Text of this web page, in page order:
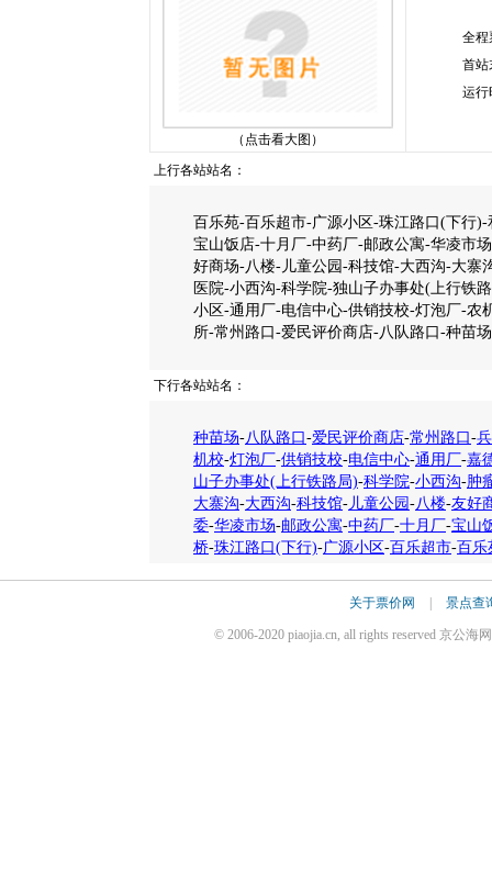
（点击看大图）
全程
首站
运行
上行各站站名：
百乐苑-百乐超市-广源小区-珠江路口(下行
宝山饭店-十月厂-中药厂-邮政公寓-华凌市
好商场-八楼-儿童公园-科技馆-大西沟-大寨
医院-小西沟-科学院-独山子办事处(上行铁
小区-通用厂-电信中心-供销技校-灯泡厂-农
所-常州路口-爱民评价商店-八队路口-种苗场
下行各站站名：
种苗场-八队路口 -爱民评价商店-常州路口 -
机校-灯泡厂-供销技校-电信中心-通用厂-嘉
山子办事处(上行铁路局)-科学院-小西沟-肿
大寨沟-大西沟-科技馆-儿童公园 -八楼-友好
委-华凌市场-邮政公寓-中药厂-十月厂-宝山
桥-珠江路口(下行)-广源小区-百乐超市-百乐
关于票价网 景点查
© 2006-2020 piaojia.cn, all rights reserved 京公海